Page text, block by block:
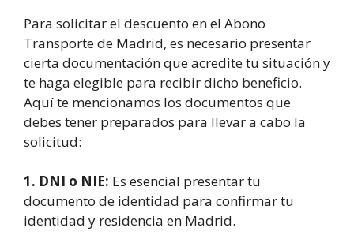
Para solicitar el descuento en el Abono
Transporte de Madrid, es necesario presentar
cierta documentación que acredite tu situación y
te haga elegible para recibir dicho beneficio.
Aquí te mencionamos los documentos que
debes tener preparados para llevar a cabo la
solicitud:
1. DNI o NIE: Es esencial presentar tu
documento de identidad para confirmar tu
identidad y residencia en Madrid.